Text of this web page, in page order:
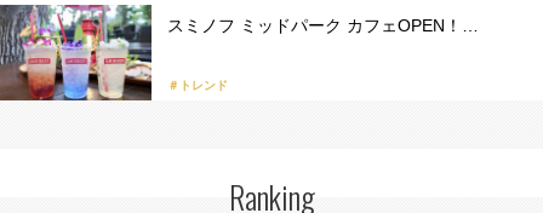
スミノフ ミッドパーク カフェOPEN！…
＃トレンド
Ranking